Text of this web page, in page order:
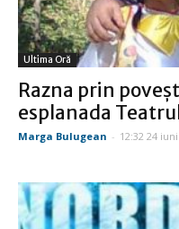
Ultima Oră
Razna prin
esplanada
Marga Bulugean - 12:32 24